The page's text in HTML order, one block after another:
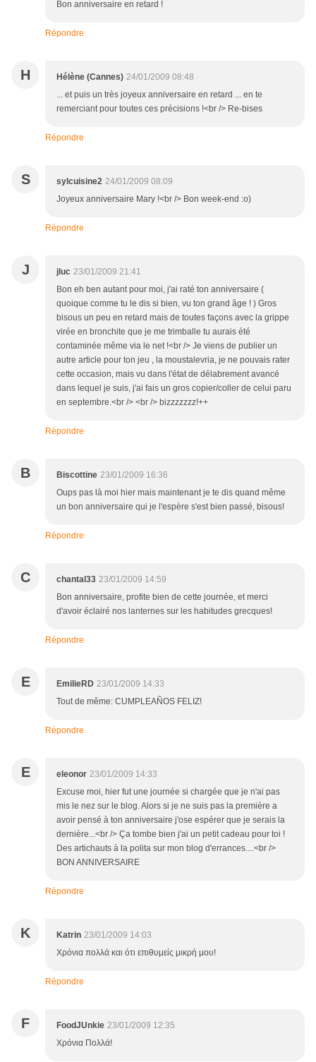
Bon anniversaire en retard !
Répondre
H Hélène (Cannes) 24/01/2009 08:48
... et puis un très joyeux anniversaire en retard ... en te
remerciant pour toutes ces précisions !<br /> Re-bises
Répondre
S sylcuisine2 24/01/2009 08:09
Joyeux anniversaire Mary !<br /> Bon week-end :o)
Répondre
J jluc 23/01/2009 21:41
Bon eh ben autant pour moi, j'ai raté ton anniversaire (
quoique comme tu le dis si bien, vu ton grand âge ! ) Gros
bisous un peu en retard mais de toutes façons avec la grippe
virée en bronchite que je me trimballe tu aurais été
contaminée même via le net !<br /> Je viens de publier un
autre article pour ton jeu , la moustalevria, je ne pouvais rater
cette occasion, mais vu dans l'état de délabrement avancé
dans lequel je suis, j'ai fais un gros copier/coller de celui paru
en septembre.<br /> <br /> bizzzzzzz!++
Répondre
B Biscottine 23/01/2009 16:36
Oups pas là moi hier mais maintenant je te dis quand même
un bon anniversaire qui je l'espère s'est bien passé, bisous!
Répondre
C chantal33 23/01/2009 14:59
Bon anniversaire, profite bien de cette journée, et merci
d'avoir éclairé nos lanternes sur les habitudes grecques!
Répondre
E EmilieRD 23/01/2009 14:33
Tout de même: CUMPLEAÑOS FELIZ!
Répondre
E eleonor 23/01/2009 14:33
Excuse moi, hier fut une journée si chargée que je n'ai pas
mis le nez sur le blog. Alors si je ne suis pas la première a
avoir pensé à ton anniversaire j'ose espérer que je serais la
dernière...<br /> Ça tombe bien j'ai un petit cadeau pour toi !
Des artichauts à la polita sur mon blog d'errances....<br />
BON ANNIVERSAIRE
Répondre
K Katrin 23/01/2009 14:03
Χρόνια πολλά και ότι επιθυμείς μικρή μου!
Répondre
F FoodJUnkie 23/01/2009 12:35
Xρόνια Πολλά!